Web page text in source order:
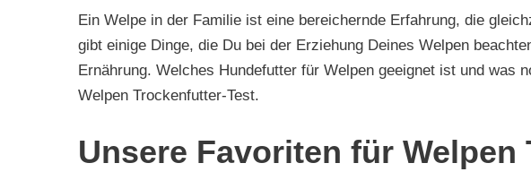
Ein Welpe in der Familie ist eine bereichernde Erfahrung, die
gibt einige Dinge, die Du bei der Erziehung Deines Welpen
Ernährung. Welches Hundefutter für Welpen geeignet ist und was
Welpen Trockenfutter-Test.
Unsere Favoriten für